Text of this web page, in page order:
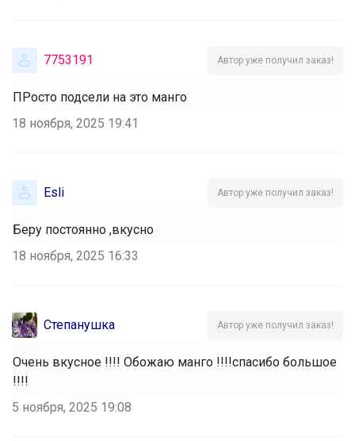
7753191 Автор уже получил заказ!
ПРосто подсели на это манго
18 ноября, 2025 19:41
Esli Автор уже получил заказ!
Беру постоянно ,вкусно
18 ноября, 2025 16:33
Степанушка Автор уже получил заказ!
Очень вкусное !!!! Обожаю манго !!!!спасибо большое
!!!!
5 ноября, 2025 19:08